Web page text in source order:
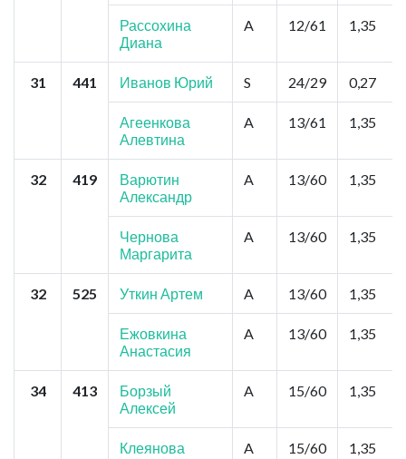
Рассохина
Диана
A 12/61 1,35
31 441 Иванов Юрий S 24/29 0,27
Агеенкова
Алевтина
A 13/61 1,35
32 419
Варютин
Александр
A 13/60 1,35
Чернова
Маргарита
A 13/60 1,35
32 525 Уткин Артем A 13/60 1,35
Ежовкина
Анастасия
A 13/60 1,35
34 413
Борзый
Алексей
A 15/60 1,35
Клеянова
A 15/60 1,35